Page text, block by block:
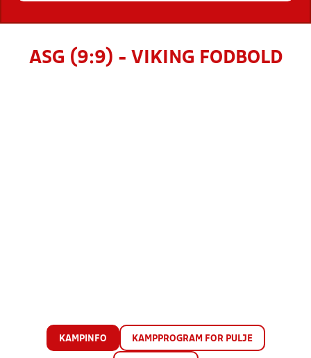
ASG (9:9) - VIKING FODBOLD
KAMPINFO KAMPPROGRAM FOR PULJE